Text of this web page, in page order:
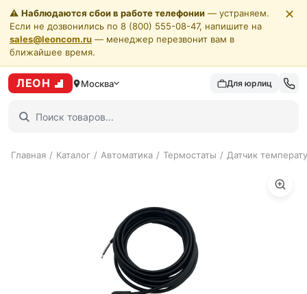
⚠️ Наблюдаются сбои в работе телефонии — устраняем.
Если не дозвонились по 8 (800) 555-08-47, напишите на
sales@leoncom.ru — менеджер перезвонит вам в
ближайшее время.
✕
ЛЕОН Москва Для юрлиц
Главная / Каталог / Автоматика / Термостаты / Датчик